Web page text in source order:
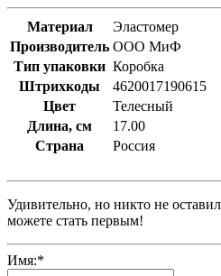
Материал
Эластомер
Производитель ООО МиФ
Тип упаковки Коробка
Штрихкоды
4620017190615
Цвет
Телесный
Длина, см
17.00
Страна
Россия
Удивительно, но никто не
можете стать первым!
Имя:*